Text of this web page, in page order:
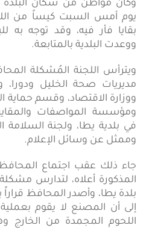
وكان مواطن من سكان
يوم أمس السبت كيساً من
بقايا فأر فيه، وقد توجه به
ووعدت البلدية بالمتابعة.
ويترأس اللجنة المُشكلة
مديريات صحة الخليل ودورا،
ووزارة الاقتصاد، وقسم حماية
ومؤسسة المواصفات
في بلدية يطا، ولجنة السلامة
وممثل عن وسائل الإعلام.
جاء ذلك عقب اجتماع
المذكورة أعلاه، لتدارس
بلدة يطا، وأصدر المحافظ قراراً
إلى أن المصنع لا يقوم بعملية
اللحوم المجمدة من